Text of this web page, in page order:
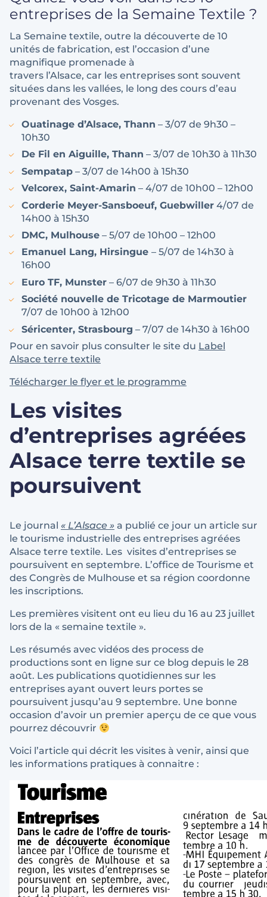
entreprises de la Semaine Textile ?
La Semaine textile, outre la découverte de 10
unités de fabrication, est l’occasion d’une
magnifique promenade à
travers l’Alsace, car les entreprises sont souvent
situées dans les vallées, le long des cours d’eau
provenant des Vosges.
Ouatinage d’Alsace, Thann – 3/07 de 9h30 –
10h30
De Fil en Aiguille, Thann – 3/07 de 10h30 à 11h30
Sempatap – 3/07 de 14h00 à 15h30
Velcorex, Saint-Amarin – 4/07 de 10h00 – 12h00
Corderie Meyer-Sansboeuf, Guebwiller 4/07 de
14h00 à 15h30
DMC, Mulhouse – 5/07 de 10h00 – 12h00
Emanuel Lang, Hirsingue – 5/07 de 14h30 à
16h00
Euro TF, Munster – 6/07 de 9h30 à 11h30
Société nouvelle de Tricotage de Marmoutier
7/07 de 10h00 à 12h00
Séricenter, Strasbourg – 7/07 de 14h30 à 16h00
Pour en savoir plus consulter le site du Label
Alsace terre textile
Télécharger le flyer et le programme
Les visites
d’entreprises agréées
Alsace terre textile se
poursuivent
Le journal « L’Alsace » a publié ce jour un article sur
le tourisme industrielle des entreprises agréées
Alsace terre textile. Les visites d’entreprises se
poursuivent en septembre. L’office de Tourisme et
des Congrès de Mulhouse et sa région coordonne
les inscriptions.
Les premières visitent ont eu lieu du 16 au 23 juillet
lors de la « semaine textile ».
Les résumés avec vidéos des process de
productions sont en ligne sur ce blog depuis le 28
août. Les publications quotidiennes sur les
entreprises ayant ouvert leurs portes se
poursuivent jusqu’au 9 septembre. Une bonne
occasion d’avoir un premier aperçu de ce que vous
pourrez découvrir
Voici l’article qui décrit les visites à venir, ainsi que
les informations pratiques à connaitre :